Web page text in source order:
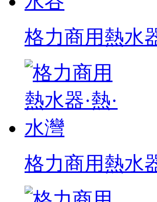
格力商用熱水
格力商用熱水